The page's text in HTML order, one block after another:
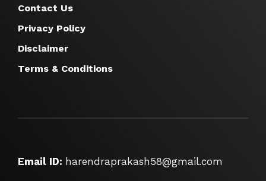
Contact Us
Privacy Policy
Disclaimer
Terms & Conditions
Email ID: harendraprakash58@gmail.com